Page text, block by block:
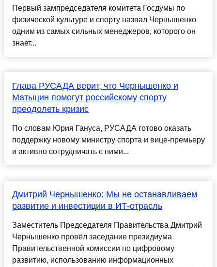
Первый зампредседателя комитета Госдумы по
физической культуре и спорту назвал Чернышенко
одним из самых сильных менеджеров, которого он
знает...
Глава РУСАДА верит, что Чернышенко и
Матыцин помогут российскому спорту
преодолеть кризис
По словам Юрия Гануса, РУСАДА готово оказать
поддержку новому министру спорта и вице-премьеру
и активно сотрудничать с ними...
Дмитрий Чернышенко: Мы не останавливаем
развитие и инвестиции в ИТ-отрасль
Заместитель Председателя Правительства Дмитрий
Чернышенко провёл заседание президиума
Правительственной комиссии по цифровому
развитию, использованию информационных